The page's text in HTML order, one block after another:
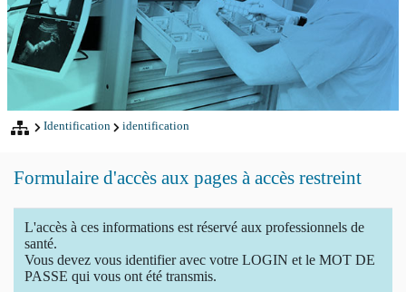
Identification identification
Formulaire d'accès aux pages à accès restreint
L'accès à ces informations est réservé aux professionnels de
santé.
Vous devez vous identifier avec votre LOGIN et le MOT DE
PASSE qui vous ont été transmis.